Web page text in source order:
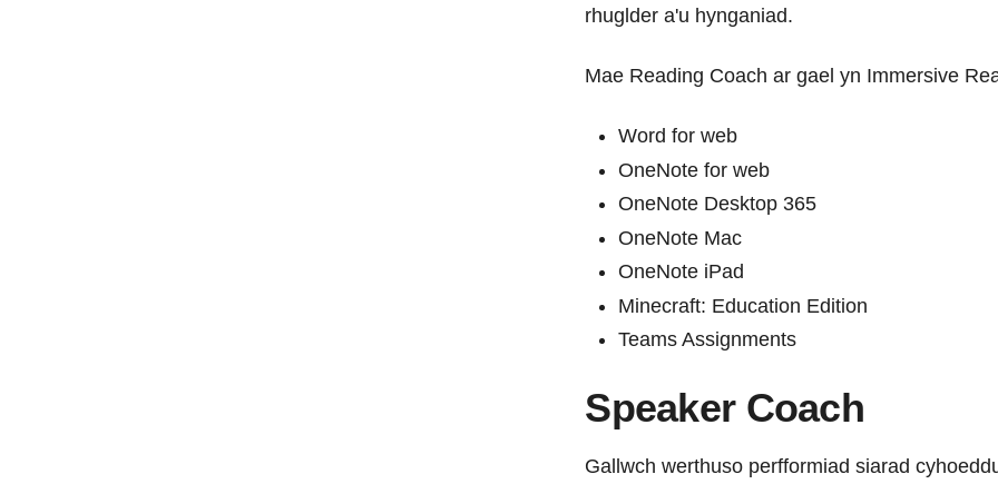
rhuglder a'u hynganiad.
Mae Reading Coach ar gael yn Immersive
Word for web
OneNote for web
OneNote Desktop 365
OneNote Mac
OneNote iPad
Minecraft: Education Edition
Teams Assignments
Speaker Coach
Gallwch werthuso perfformiad siarad